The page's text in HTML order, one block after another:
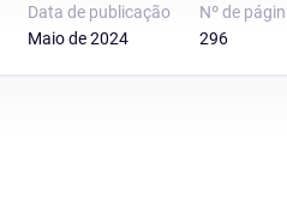
Data de publicação
Maio de 2024
Nº de
296